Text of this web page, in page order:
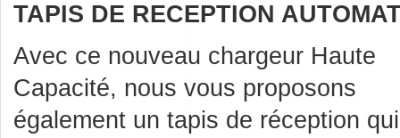
TAPIS DE RECEPTION
Avec ce nouveau chargeur Haute
Capacité, nous vous proposons
également un tapis de réception